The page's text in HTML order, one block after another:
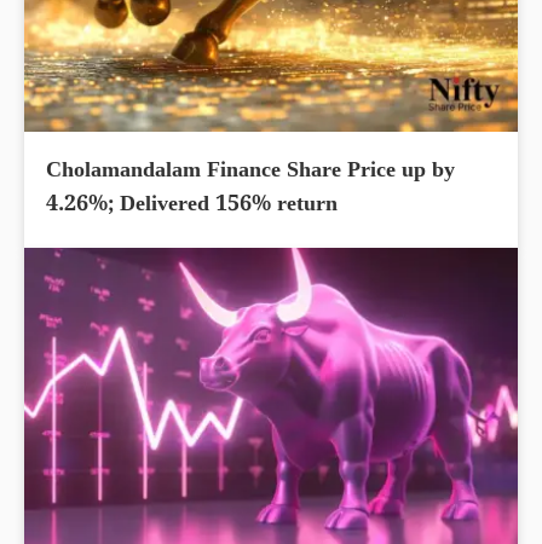
Cholamandalam Finance Share Price up by
4.26%; Delivered 156% return